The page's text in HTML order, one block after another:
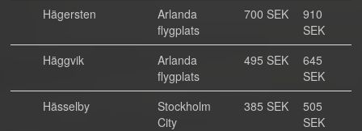
Hägersten
Arlanda
flygplats
700 SEK
910
SEK
Häggvik
Arlanda
flygplats
495 SEK
645
SEK
Hässelby
Stockholm
City
385 SEK
505
SEK